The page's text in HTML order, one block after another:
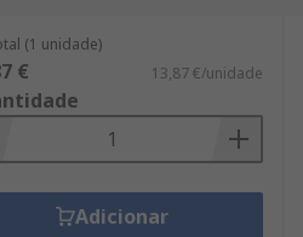
(1 unidade)
€ 13,87 €/unidade
Adicionar